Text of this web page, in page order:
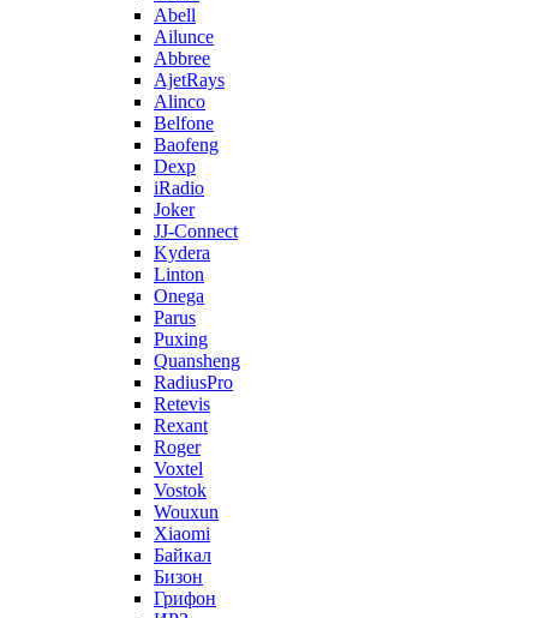
Abell
Ailunce
Abbree
AjetRays
Alinco
Belfone
Baofeng
Dexp
iRadio
Joker
JJ-Connect
Kydera
Linton
Onega
Parus
Puxing
Quansheng
RadiusPro
Retevis
Rexant
Roger
Voxtel
Vostok
Wouxun
Xiaomi
Байкал
Бизон
Грифон